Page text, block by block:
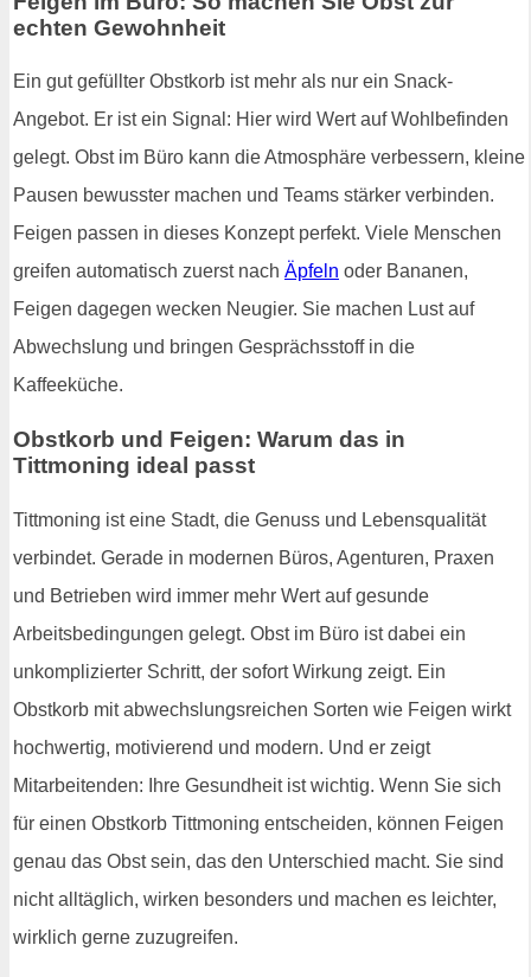
echten Gewohnheit
Ein gut gefüllter Obstkorb ist mehr als nur ein Snack-
Angebot. Er ist ein Signal: Hier wird Wert auf Wohlbefinden
gelegt. Obst im Büro kann die Atmosphäre verbessern, kleine
Pausen bewusster machen und Teams stärker verbinden.
Feigen passen in dieses Konzept perfekt. Viele Menschen
greifen automatisch zuerst nach Äpfeln oder Bananen,
Feigen dagegen wecken Neugier. Sie machen Lust auf
Abwechslung und bringen Gesprächsstoff in die
Kaffeeküche.
Obstkorb und Feigen: Warum das in
Tittmoning ideal passt
Tittmoning ist eine Stadt, die Genuss und Lebensqualität
verbindet. Gerade in modernen Büros, Agenturen, Praxen
und Betrieben wird immer mehr Wert auf gesunde
Arbeitsbedingungen gelegt. Obst im Büro ist dabei ein
unkomplizierter Schritt, der sofort Wirkung zeigt. Ein
Obstkorb mit abwechslungsreichen Sorten wie Feigen wirkt
hochwertig, motivierend und modern. Und er zeigt
Mitarbeitenden: Ihre Gesundheit ist wichtig. Wenn Sie sich
für einen Obstkorb Tittmoning entscheiden, können Feigen
genau das Obst sein, das den Unterschied macht. Sie sind
nicht alltäglich, wirken besonders und machen es leichter,
wirklich gerne zuzugreifen.